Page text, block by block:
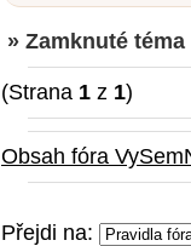
» Zamknuté téma
(Strana 1 z 1)
Obsah fóra
Přejdi na: